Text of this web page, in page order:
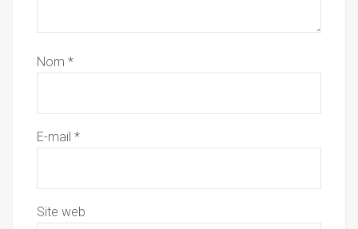
Nom *
E-mail *
Site web